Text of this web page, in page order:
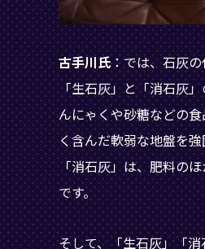
古手川氏：では、石灰
「生石灰」と「消石灰
んにゃくや砂糖などの
く含んだ軟弱な地盤を
「消石灰」は、肥料の
です。
そして、「生石灰」「